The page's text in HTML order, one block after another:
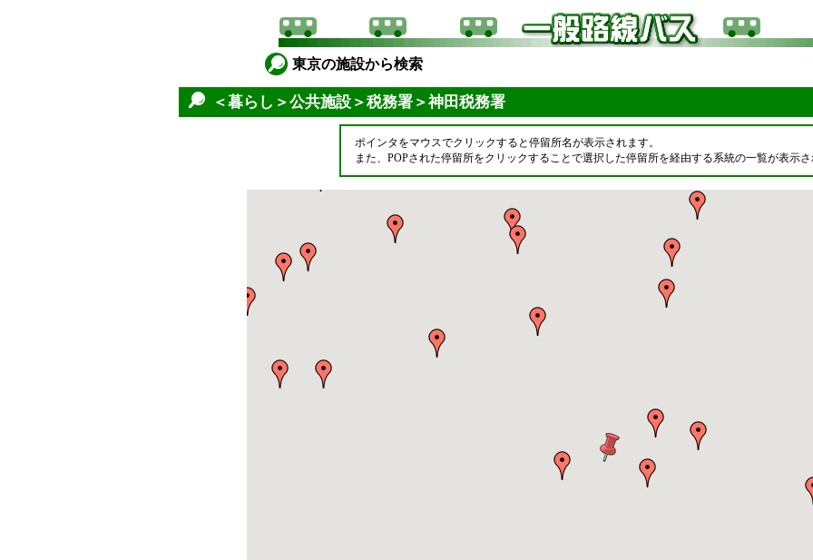
東京の施設から検索
＜暮らし＞公共施設＞税務署＞神田税務署
ポインタをマウスでクリックすると停留所名が表示されます。
また、POPされた停留所をクリックすることで選択した停留所を経由する系統の一覧が表示